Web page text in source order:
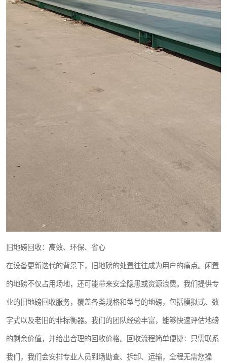
旧地磅回收：高效、环保、省心
在设备更新迭代的背景下，旧地磅的处置往往成为用户的痛点。闲置
的地磅不仅占用场地，还可能带来安全隐患或资源浪费。我们提供专
业的旧地磅回收服务，覆盖各类规格和型号的地磅，包括模拟式、数
字式以及老旧的非标衡器。我们的团队经验丰富，能够快速评估地磅
的剩余价值，并给出合理的回收价格。回收流程简单便捷：只需联系
我们，我们会安排专业人员到场勘查、拆卸、运输，全程无需您操